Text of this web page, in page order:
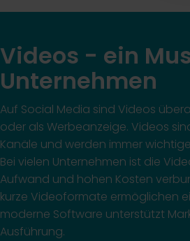
Videos - ein
Unternehmen
Auf Social Media sind Videos
oder als Werbeanzeige. Videos
Kanäle und werden immer
Bei vielen Unternehmen ist die
Aufwand und hohen Kosten
kurze Videoformate ermöglichen
moderne Software unterstützt
Ausführung.